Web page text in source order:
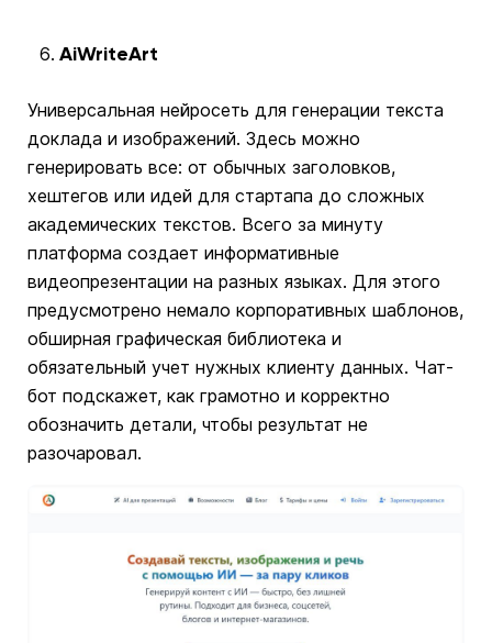
AiWriteArt
Универсальная нейросеть для генерации текста
доклада и изображений. Здесь можно
генерировать все: от обычных заголовков,
хештегов или идей для стартапа до сложных
академических текстов. Всего за минуту
платформа создает информативные
видеопрезентации на разных языках. Для этого
предусмотрено немало корпоративных шаблонов,
обширная графическая библиотека и
обязательный учет нужных клиенту данных. Чат-
бот подскажет, как грамотно и корректно
обозначить детали, чтобы результат не
разочаровал.